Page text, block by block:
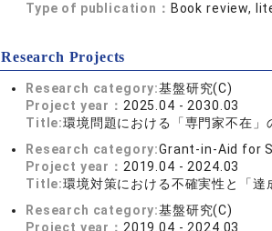
Type of publication： Book review,
Research Projects
Research category:基盤研究(C)
Project year： 2025.04 - 2030.03
Title:環境問題における「専門家不在
Research category:Grant-in-Aid for
Project year： 2019.04 - 2024.03
Title:環境対策における不確実性と「
Research category:基盤研究(C)
Project year： 2019.04 - 2024.03